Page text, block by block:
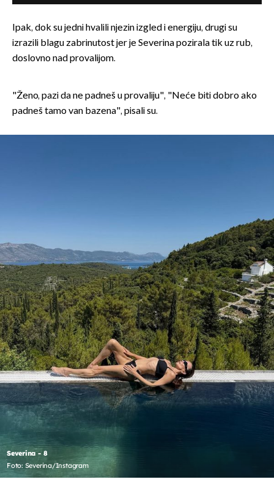
Ipak, dok su jedni hvalili njezin izgled i energiju, drugi su
izrazili blagu zabrinutost jer je Severina pozirala tik uz rub,
doslovno nad provalijom.
"Ženo, pazi da ne padneš u provaliju", "Neće biti dobro ako
padneš tamo van bazena", pisali su.
Severina - 8
Foto: Severina/Instagram